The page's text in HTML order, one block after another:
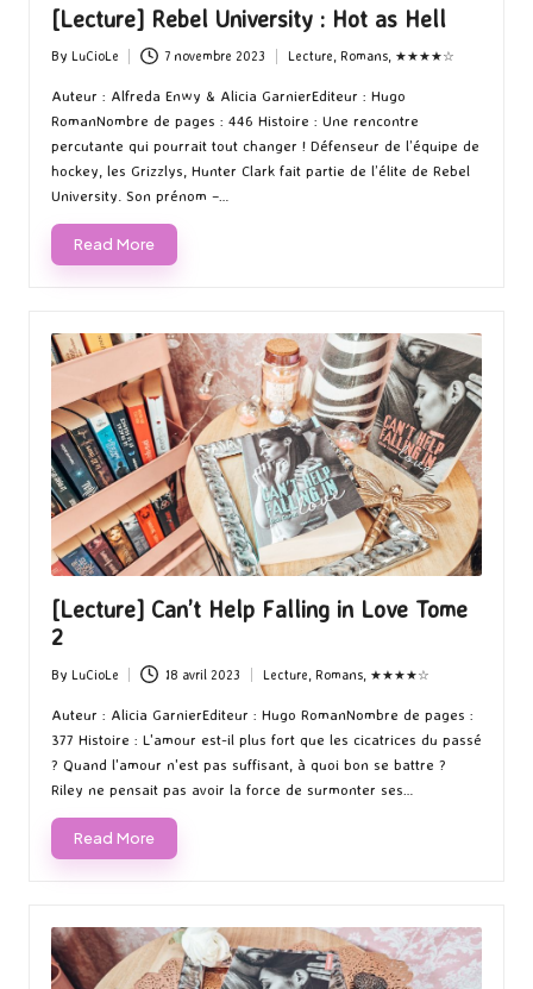
[Lecture] Rebel University : Hot as Hell
Posted
by
By LuCioLe 7 novembre 2023
in
Lecture, Romans, ★★★★☆
Auteur : Alfreda Enwy & Alicia GarnierEditeur : Hugo
RomanNombre de pages : 446 Histoire : Une rencontre
percutante qui pourrait tout changer ! Défenseur de l’équipe de
hockey, les Grizzlys, Hunter Clark fait partie de l’élite de Rebel
University. Son prénom –…
Read More
[Lecture] Can’t Help Falling in Love Tome
2
Posted
by
By LuCioLe 18 avril 2023
Posted
in
Lecture, Romans, ★★★★☆
Auteur : Alicia GarnierEditeur : Hugo RomanNombre de pages :
377 Histoire : L'amour est-il plus fort que les cicatrices du passé
? Quand l'amour n'est pas suffisant, à quoi bon se battre ?
Riley ne pensait pas avoir la force de surmonter ses…
Read More